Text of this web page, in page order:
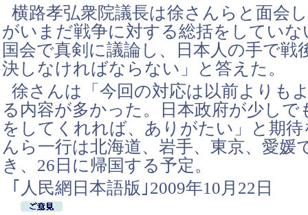
横路孝弘衆院議長は徐さんらと面会
がいまだ戦争に対する総括をしてい
国会で真剣に議論し、日本人の手で戦
決しなければならない」と答えた。
徐さんは「今回の対応は以前よりも
る内容が多かった。日本政府が少しで
をしてくれれば、ありがたい」と期
んら一行は北海道、岩手、東京、愛媛
き、26日に帰国する予定。
｢人民網日本語版｣2009年10月22日